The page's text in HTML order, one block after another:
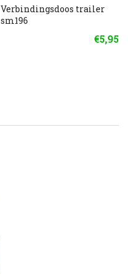
Verbindingsdoos trailer
sm196
€5,95